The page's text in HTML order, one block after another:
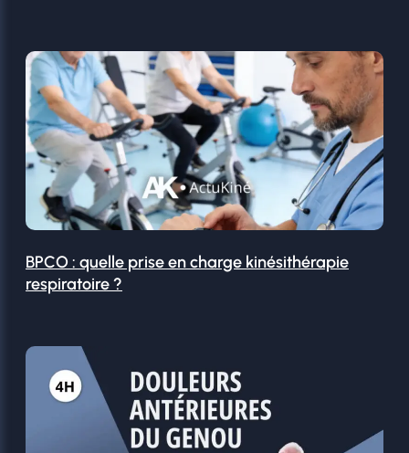
BPCO : quelle prise en charge kinésithérapie
respiratoire ?